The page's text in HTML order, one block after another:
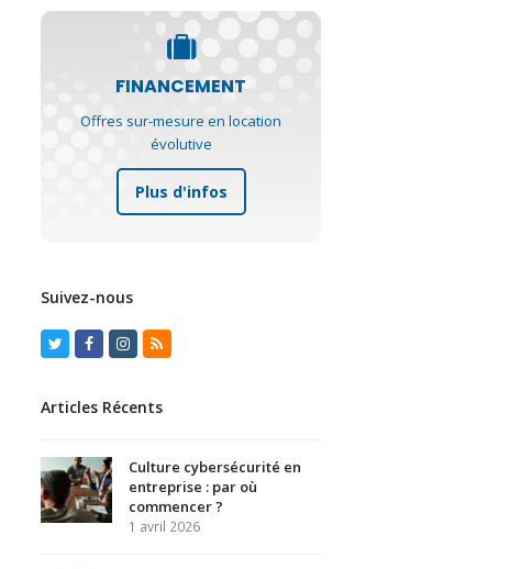
FINANCEMENT
Offres sur-mesure en location
évolutive
Plus d'infos
Suivez-nous
TwitterFacebook
Instagram
RSS
Articles Récents
Culture cybersécurité en
entreprise : par où
commencer ?
1 avril 2026